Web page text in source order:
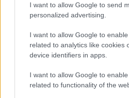
I want to allow Google to send
personalized advertising.
I want to allow Google to
related to analytics like cookies
device identifiers in apps.
I want to allow Google to
related to functionality of the
φοινικιος 14·05·2025
βαζει αρνητικη...
Απαντήστε